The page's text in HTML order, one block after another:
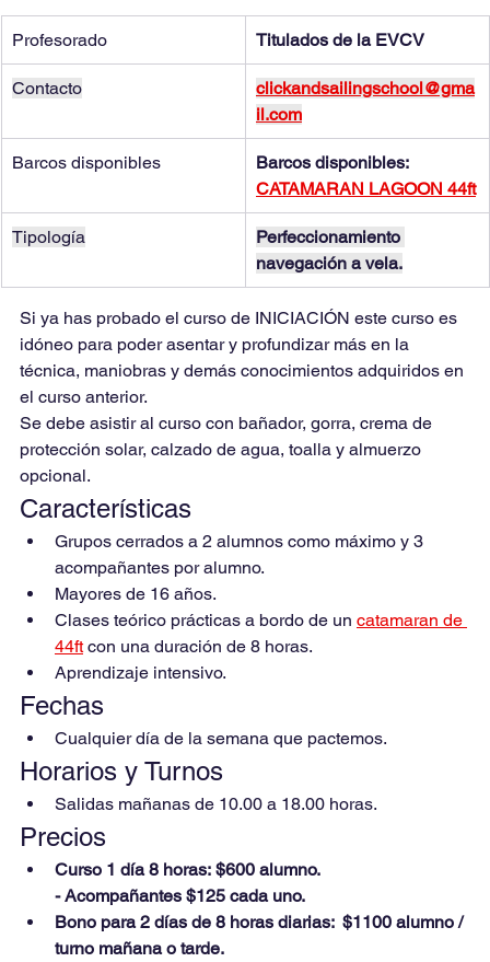
Profesorado Titulados de la EVCV
Contacto
clickandsailingschool@gma
il.com
Barcos disponibles
Barcos disponibles:
CATAMARAN LAGOON 44ft
Tipología
Perfeccionamiento
navegación a vela.
Si ya has probado el curso de INICIACIÓN este curso es
idóneo para poder asentar y profundizar más en la
técnica, maniobras y demás conocimientos adquiridos en
el curso anterior.
Se debe asistir al curso con bañador, gorra, crema de
protección solar, calzado de agua, toalla y almuerzo
opcional.
Características
Grupos cerrados a 2 alumnos como máximo y 3
acompañantes por alumno.
Mayores de 16 años.
Clases teórico prácticas a bordo de un catamaran de
44ft con una duración de 8 horas.
Aprendizaje intensivo.
Fechas
Cualquier día de la semana que pactemos.
Horarios y Turnos
Salidas mañanas de 10.00 a 18.00 horas.
Precios
Curso 1 día 8 horas: $600 alumno.
- Acompañantes $125 cada uno.
Bono para 2 días de 8 horas diarias:  $1100 alumno /
turno mañana o tarde.